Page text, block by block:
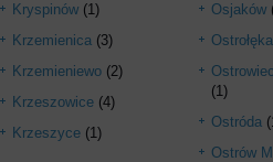
Kryspinów (1)
Krzemienica (3)
Krzemieniewo (2)
Krzeszowice (4)
Krzeszyce (1)
Osjaków
Ostrołęka
(1)
Ostróda
Ostrów